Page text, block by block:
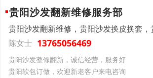
贵阳沙发翻新维修服务部
贵阳沙发翻新维修，贵阳沙发换皮换套
陈女士 13765056469
贵阳沙发整修翻新，诚信经营，服务好
贵阳软包订做，欢迎新老客户来电咨询